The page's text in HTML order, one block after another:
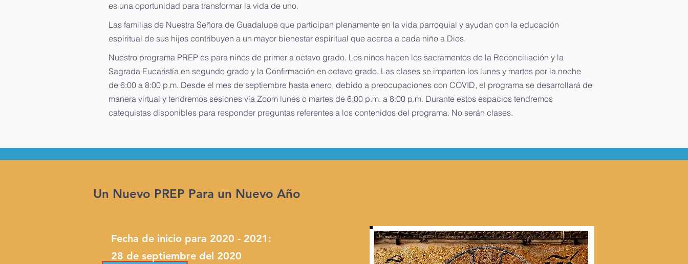
es una oportunidad para transformar la vida de uno.
Las familias de Nuestra Señora de Guadalupe que participan plenamente en la vida parroquial y ayudan con la educación
espiritual de sus hijos contribuyen a un mayor bienestar espiritual que acerca a cada niño a Dios.
Nuestro programa PREP es para niños de primer a octavo grado. Los niños hacen los sacramentos de la Reconciliación y la
Sagrada Eucaristía en segundo grado y la Confirmación en octavo grado. Las clases se imparten los lunes y martes por la noche
de 6:00 a 8:00 p.m. Desde el mes de septiembre hasta enero, debido a preocupaciones con COVID, el programa se desarrollará de
manera virtual y tendremos sesiones vía Zoom lunes o martes de 6:00 p.m. a 8:00 p.m. Durante estos espacios tendremos
catequistas disponibles para responder preguntas referentes a los contenidos del programa. No serán clases.
Un Nuevo PREP Para un Nuevo Año
Fecha de inicio para 2020 - 2021:
28 de septiembre del 2020